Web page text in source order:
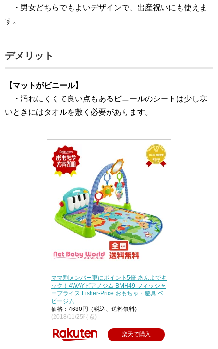
・男女どちらでもよいデザインで、出産祝いにも使えま
す。
デメリット
【マットがビニール】
・汚れにくくて良い点もあるビニールのシートは少し寒
いときにはタオルを敷く必要があります。
ママ割メンバー更にポイント5倍 あんよでキ
ック！4WAYピアノジム BMH49 フィッシャ
ープライス Fisher-Price おもちゃ・遊具 ベ
ビージム
価格：4680円（税込、送料無料)
(2018/11/25時点)
楽天で購入